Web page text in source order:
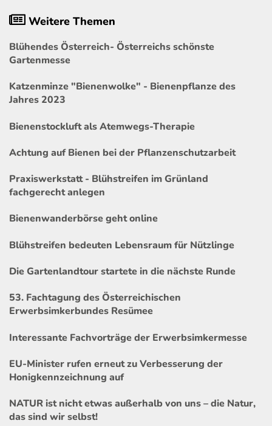
Weitere Themen
Blühendes Österreich- Österreichs schönste
Gartenmesse
Katzenminze "Bienenwolke" - Bienenpflanze des
Jahres 2023
Bienenstockluft als Atemwegs-Therapie
Achtung auf Bienen bei der Pflanzenschutzarbeit
Praxiswerkstatt - Blühstreifen im Grünland
fachgerecht anlegen
Bienenwanderbörse geht online
Blühstreifen bedeuten Lebensraum für Nützlinge
Die Gartenlandtour startete in die nächste Runde
53. Fachtagung des Österreichischen
Erwerbsimkerbundes Resümee
Interessante Fachvorträge der Erwerbsimkermesse
EU-Minister rufen erneut zu Verbesserung der
Honigkennzeichnung auf
NATUR ist nicht etwas außerhalb von uns – die Natur,
das sind wir selbst!